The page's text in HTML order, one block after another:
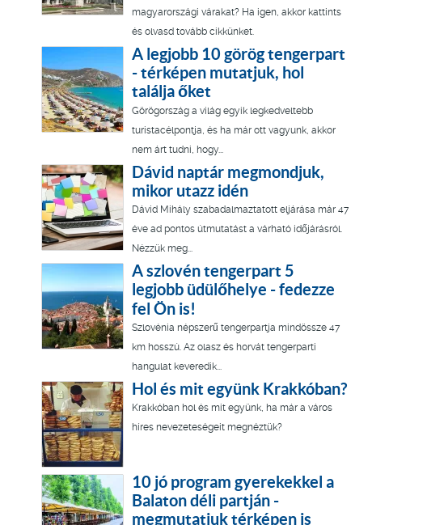
magyarországi várakat? Ha igen, akkor kattints
és olvasd tovább cikkünket.
A legjobb 10 görög tengerpart
- térképen mutatjuk, hol
találja őket
Görögország a világ egyik legkedveltebb
turistacélpontja, és ha már ott vagyunk, akkor
nem árt tudni, hogy...
Dávid naptár megmondjuk,
mikor utazz idén
Dávid Mihály szabadalmaztatott eljárása már 47
éve ad pontos útmutatást a várható időjárásról.
Nézzük meg...
A szlovén tengerpart 5
legjobb üdülőhelye - fedezze
fel Ön is!
Szlovénia népszerű tengerpartja mindössze 47
km hosszú. Az olasz és horvát tengerparti
hangulat keveredik...
Hol és mit együnk Krakkóban?
Krakkóban hol és mit együnk, ha már a város
híres nevezeteségeit megnéztük?
10 jó program gyerekekkel a
Balaton déli partján -
megmutatjuk térképen is